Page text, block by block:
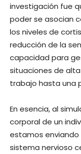
investigación fue
poder se asocian
los niveles de
reducción de la
capacidad para
situaciones de
trabajo hasta una
En esencia, al
corporal de un
estamos enviando
sistema nervioso